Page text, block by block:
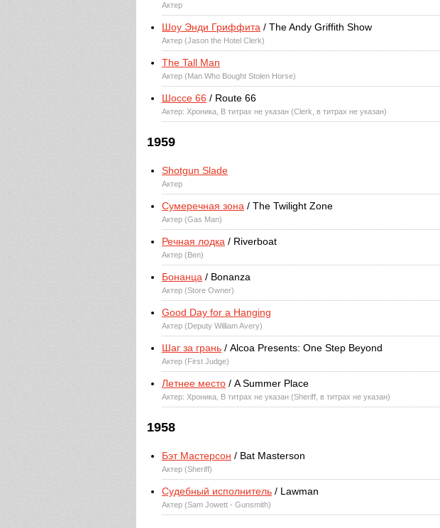
Актер
Шоу Энди Гриффита / The Andy Griffith Show
Актер (Jason the Hotel Clerk)
The Tall Man
Актер (Man Who Bought Stolen Horse)
Шоссе 66 / Route 66
Актер: Хроника, В титрах не указан (Clerk, в титрах не указан)
1959
Shotgun Slade
Актер
Сумеречная зона / The Twilight Zone
Актер (Gas Man)
Речная лодка / Riverboat
Актер (Ben)
Бонанца / Bonanza
Актер (Store Owner)
Good Day for a Hanging
Актер (Deputy William Avery)
Шаг за грань / Alcoa Presents: One Step Beyond
Актер (First Judge)
Летнее место / A Summer Place
Актер: Хроника, В титрах не указан (Sheriff, в титрах не указан)
1958
Бэт Мастерсон / Bat Masterson
Актер (Sheriff)
Судебный исполнитель / Lawman
Актер (Sam Jowett - Gunsmith)